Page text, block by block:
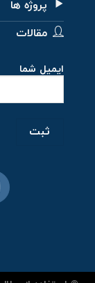
پروژه ها
مقالات
ایمیل شما